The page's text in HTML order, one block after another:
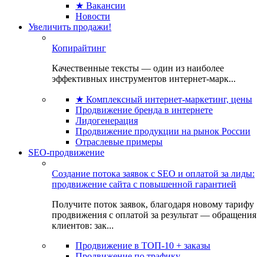
★ Вакансии
Новости
Увеличить продажи!
Копирайтинг
Качественные тексты — один из наиболее
эффективных инструментов интернет-марк...
★ Комплексный интернет-маркетинг, цены
Продвижение бренда в интернете
Лидогенерация
Продвижение продукции на рынок России
Отраслевые примеры
SEO-продвижение
Создание потока заявок с SEO и оплатой за лиды:
продвижение сайта с повышенной гарантией
Получите поток заявок, благодаря новому тарифу
продвижения с оплатой за результат — обращения
клиентов: зак...
Продвижение в ТОП-10 + заказы